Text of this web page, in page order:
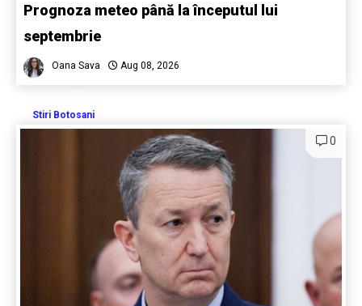
Prognoza meteo până la începutul lui
septembrie
Oana Sava Aug 08, 2026
Stiri Botosani
0